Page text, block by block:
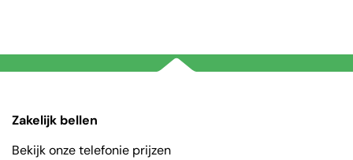
Zakelijk bellen
Bekijk onze telefonie prijzen